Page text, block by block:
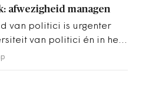
afwezigheid managen
van politici is urgenter
van politici én in het